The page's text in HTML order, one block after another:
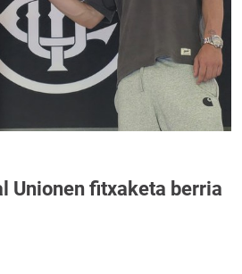
Unionen fitxaketa berria